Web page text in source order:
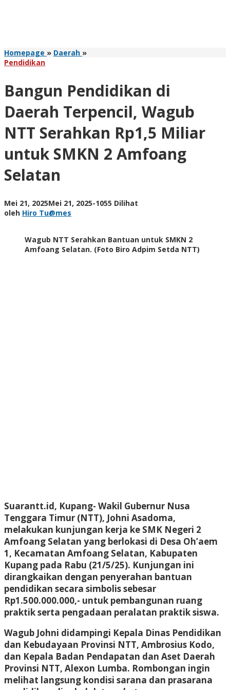
Homepage » Daerah »Bangun
Terpencil,
NTT
Serahkan
Rp1,5
Miliar
untuk
SMKN
Pendidikan
Bangun Pendidikan di
Daerah Terpencil, Wagub
NTT Serahkan Rp1,5 Miliar
untuk SMKN 2 Amfoang
Selatan
Mei 21, 2025Mei 21, 2025oleh
-1055 Dilihat
oleh Hiro Tu@mes
Wagub NTT Serahkan Bantuan untuk SMKN 2
Amfoang Selatan. (Foto Biro Adpim Setda NTT)
Suarantt.id, Kupang- Wakil Gubernur Nusa
Tenggara Timur (NTT), Johni Asadoma,
melakukan kunjungan kerja ke SMK Negeri 2
Amfoang Selatan yang berlokasi di Desa Oh’aem
1, Kecamatan Amfoang Selatan, Kabupaten
Kupang pada Rabu (21/5/25). Kunjungan ini
dirangkaikan dengan penyerahan bantuan
pendidikan secara simbolis sebesar
Rp1.500.000.000,- untuk pembangunan ruang
praktik serta pengadaan peralatan praktik siswa.
Wagub Johni didampingi Kepala Dinas Pendidikan
dan Kebudayaan Provinsi NTT, Ambrosius Kodo,
dan Kepala Badan Pendapatan dan Aset Daerah
Provinsi NTT, Alexon Lumba. Rombongan ingin
melihat langsung kondisi sarana dan prasarana